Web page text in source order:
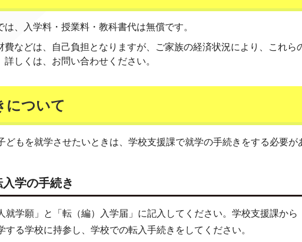
は、入学料・授業料・教科書代は無償です。
費などは、自己負担となりますが、ご家族の経済状況により、これら
しくは、お問い合わせください。
について
どもを就学させたいときは、学校支援課で就学の手続きをする必要が
学の手続き
就学願」と「転（編）入学届」に記入してください。学校支援課から
する学校に持参し、学校での転入手続きをしてください。